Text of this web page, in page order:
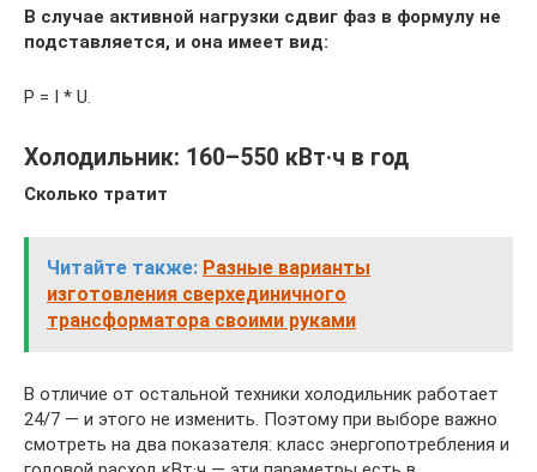
В случае активной нагрузки сдвиг фаз в формулу не
подставляется, и она имеет вид:
P = I * U.
Холодильник: 160–550 кВт·ч в год
Сколько тратит
Читайте также: Разные варианты
изготовления сверхединичного
трансформатора своими руками
В отличие от остальной техники холодильник работает
24/7 — и этого не изменить. Поэтому при выборе важно
смотреть на два показателя: класс энергопотребления и